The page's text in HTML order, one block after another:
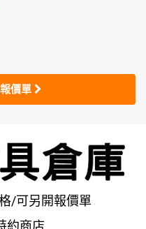
價單
/可另開報價單
約商店